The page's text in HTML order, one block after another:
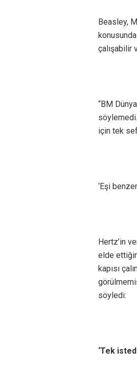
Beasley,
çalışabilir
“BM
için tek
‘Eşi
Hertz’in
elde
kapısı
söyledi:
‘Tek